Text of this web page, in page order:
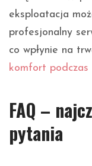
eksploatacja
profesjonalny
co wpłynie na
komfort podczas
FAQ –
pytania